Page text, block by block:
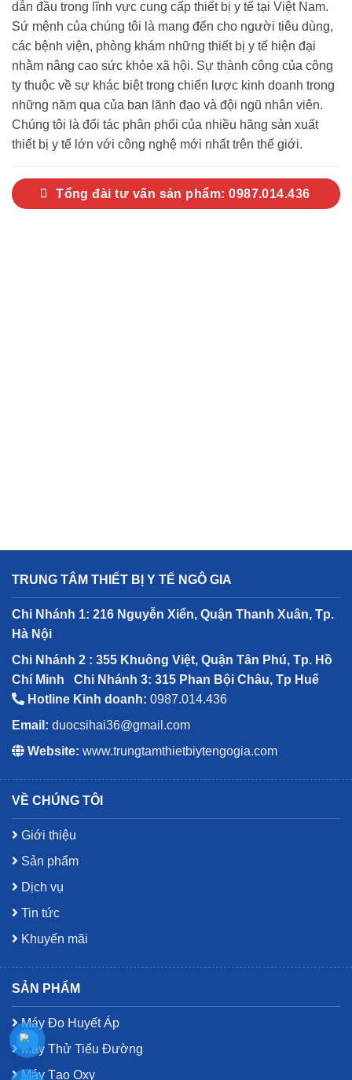
dẫn đầu trong lĩnh vực cung cấp thiết bị y tế tại Việt Nam.
Sứ mệnh của chúng tôi là mang đến cho người tiêu dùng,
các bệnh viện, phòng khám những thiết bị y tế hiện đại
nhằm nâng cao sức khỏe xã hội. Sự thành công của công
ty thuộc về sự khác biệt trong chiến lược kinh doanh trong
những năm qua của ban lãnh đạo và đội ngũ nhân viên.
Chúng tôi là đối tác phân phối của nhiều hãng sản xuất
thiết bị y tế lớn với công nghệ mới nhất trên thế giới.
Tổng đài tư vấn sản phẩm: 0987.014.436
TRUNG TÂM THIẾT BỊ Y TẾ NGÔ GIA
Chi Nhánh 1: 216 Nguyễn Xiển, Quận Thanh Xuân, Tp.
Hà Nội
Chi Nhánh 2 : 355 Khuông Việt, Quận Tân Phú, Tp. Hồ
Chí Minh
Chi Nhánh 3: 315 Phan Bội Châu, Tp Huế
Hotline Kinh doanh: 0987.014.436
Email: duocsihai36@gmail.com
Website: www.trungtamthietbiytengogia.com
VỀ CHÚNG TÔI
Giới thiệu
Sản phẩm
Dịch vụ
Tin tức
Khuyến mãi
SẢN PHẨM
Máy Đo Huyết Áp
Máy Thử Tiểu Đường
Máy Tạo Oxy